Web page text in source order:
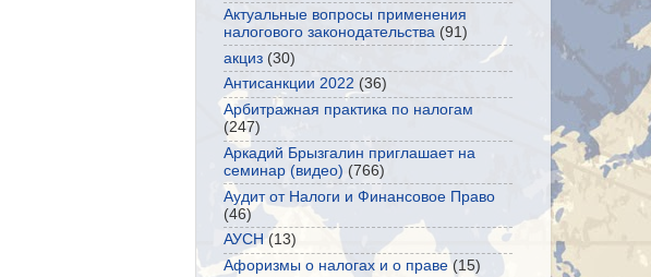
Актуальные вопросы применения
налогового законодательства (91)
акциз (30)
Антисанкции 2022 (36)
Арбитражная практика по налогам
(247)
Аркадий Брызгалин приглашает на
семинар (видео) (766)
Аудит от Налоги и Финансовое Право
(46)
АУСН (13)
Афоризмы о налогах и о праве (15)